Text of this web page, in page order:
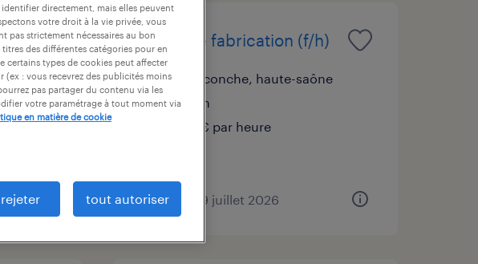
agent de fabrication (f/h)
froideconche, haute-saône
intérim
12,31 € par heure
publié le 29 juillet 2026
directement, mais elles peuvent
votre droit à la vie privée, vous
pas strictement nécessaires au bon
des différentes catégories pour en
certains types de cookies peut affecter
: vous recevrez des publicités moins
pas partager du contenu via les
votre paramétrage à tout moment via
en matière de cookie
tout autoriser